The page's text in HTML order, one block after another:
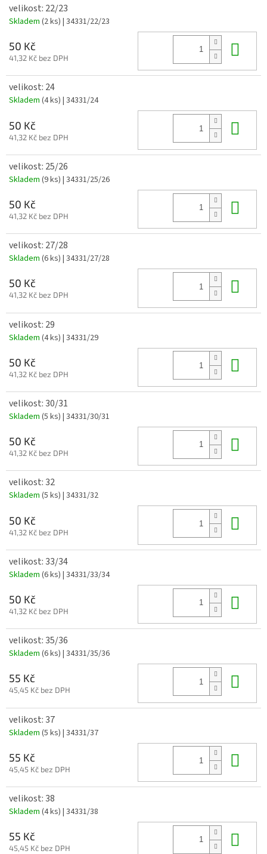
velikost: 22/23
Skladem (2 ks) | 34331/22/23
50 Kč
41,32 Kč bez DPH
velikost: 24
Skladem (4 ks) | 34331/24
50 Kč
41,32 Kč bez DPH
velikost: 25/26
Skladem (9 ks) | 34331/25/26
50 Kč
41,32 Kč bez DPH
velikost: 27/28
Skladem (6 ks) | 34331/27/28
50 Kč
41,32 Kč bez DPH
velikost: 29
Skladem (4 ks) | 34331/29
50 Kč
41,32 Kč bez DPH
velikost: 30/31
Skladem (5 ks) | 34331/30/31
50 Kč
41,32 Kč bez DPH
velikost: 32
Skladem (5 ks) | 34331/32
50 Kč
41,32 Kč bez DPH
velikost: 33/34
Skladem (6 ks) | 34331/33/34
50 Kč
41,32 Kč bez DPH
velikost: 35/36
Skladem (6 ks) | 34331/35/36
55 Kč
45,45 Kč bez DPH
velikost: 37
Skladem (5 ks) | 34331/37
55 Kč
45,45 Kč bez DPH
velikost: 38
Skladem (4 ks) | 34331/38
55 Kč
45,45 Kč bez DPH